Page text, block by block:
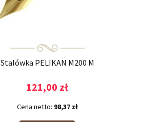
Stalówka PELIKAN M200 M
121,00 zł
Cena netto: 98,37 zł